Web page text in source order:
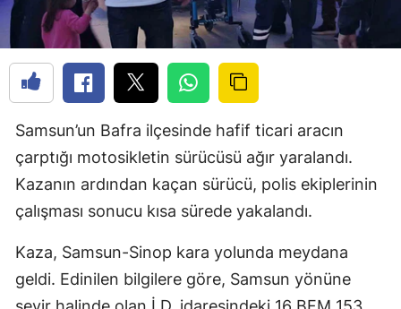
Samsun’un Bafra ilçesinde hafif ticari aracın
çarptığı motosikletin sürücüsü ağır yaralandı.
Kazanın ardından kaçan sürücü, polis ekiplerinin
çalışması sonucu kısa sürede yakalandı.
Kaza, Samsun-Sinop kara yolunda meydana
geldi. Edinilen bilgilere göre, Samsun yönüne